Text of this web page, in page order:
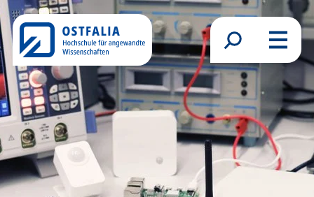
Direkt zum Inhalt
Suchformular
Menü